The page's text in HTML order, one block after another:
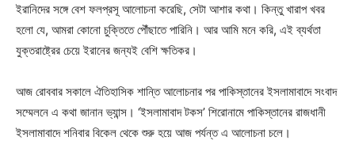
ইরানিদের সঙ্গে বেশ ফলপ্রসূ আলোচনা করেছি, সেটা আশার কথা। কিন্তু খারাপ খবর
হলো যে, আমরা কোনো চুক্তিতে পৌঁছাতে পারিনি। আর আমি মনে করি, এই ব্যর্থতা
যুক্তরাষ্ট্রের চেয়ে ইরানের জন্যই বেশি ক্ষতিকর।
আজ রোববার সকালে ঐতিহাসিক শান্তি আলোচনার পর পাকিস্তানের ইসলামাবাদে সংবাদ
সম্মেলনে এ কথা জানান ভ্যান্স। ‘ইসলামাবাদ টকস’ শিরোনামে পাকিস্তানের রাজধানী
ইসলামাবাদে শনিবার বিকেল থেকে শুরু হয়ে আজ পর্যন্ত এ আলোচনা চলে।